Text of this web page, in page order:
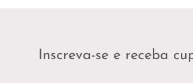
Inscreva-se e receba